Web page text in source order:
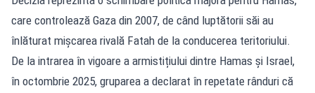
care controlează Gaza din 2007, de când luptătorii săi au
înlăturat mișcarea rivală Fatah de la conducerea teritoriului.
De la intrarea în vigoare a armistițiului dintre Hamas și Israel,
în octombrie 2025, gruparea a declarat în repetate rânduri că